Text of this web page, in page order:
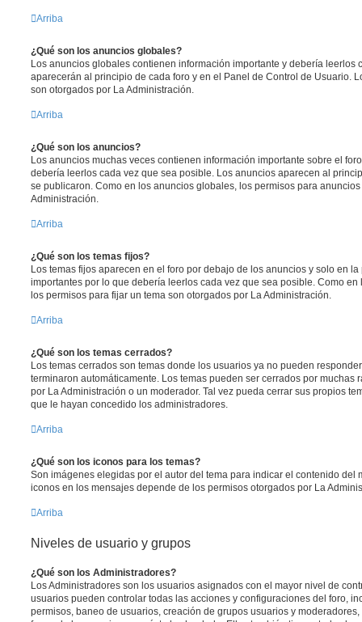
Arriba
¿Qué son los anuncios globales?
Los anuncios globales contienen información importante y debería leerlos
aparecerán al principio de cada foro y en el Panel de Control de Usuario.
son otorgados por La Administración.
Arriba
¿Qué son los anuncios?
Los anuncios muchas veces contienen información importante sobre el
debería leerlos cada vez que sea posible. Los anuncios aparecen al
se publicaron. Como en los anuncios globales, los permisos para
Administración.
Arriba
¿Qué son los temas fijos?
Los temas fijos aparecen en el foro por debajo de los anuncios y solo en
importantes por lo que debería leerlos cada vez que sea posible. Como
los permisos para fijar un tema son otorgados por La Administración.
Arriba
¿Qué son los temas cerrados?
Los temas cerrados son temas donde los usuarios ya no pueden
terminaron automáticamente. Los temas pueden ser cerrados por muchas
por La Administración o un moderador. Tal vez pueda cerrar sus propios
que le hayan concedido los administradores.
Arriba
¿Qué son los iconos para los temas?
Son imágenes elegidas por el autor del tema para indicar el contenido del
iconos en los mensajes depende de los permisos otorgados por La
Arriba
Niveles de usuario y grupos
¿Qué son los Administradores?
Los Administradores son los usuarios asignados con el mayor nivel de
usuarios pueden controlar todas las acciones y configuraciones del foro,
permisos, baneo de usuarios, creación de grupos usuarios y